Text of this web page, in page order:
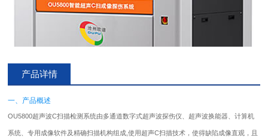
产品详情
一、产品概述
OU5800超声波C扫描检测系统由多通道数字式超声波探伤仪 、超声波换能器、计算机
系统、专用成像软件及精确扫描机构组成,使用超声C扫描技术，使得缺陷成像直观，且